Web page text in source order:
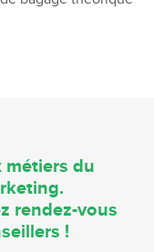
métiers du
rendez-vous
!